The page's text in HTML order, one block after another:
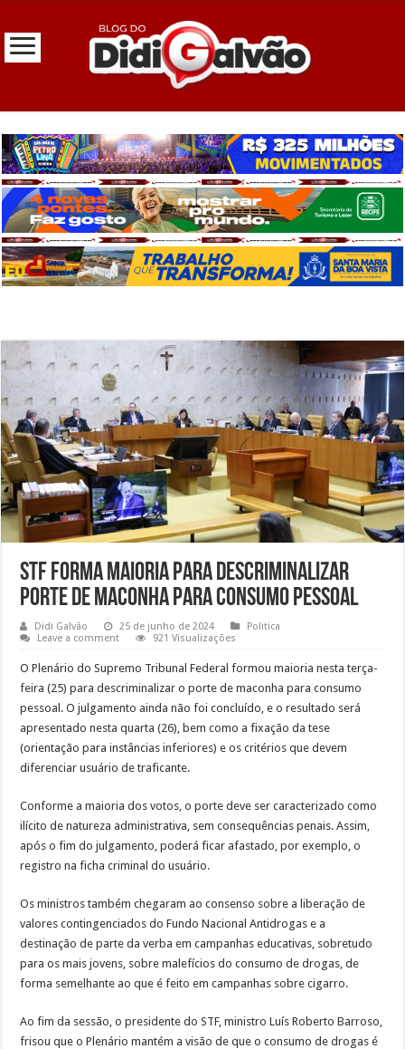
STF forma maioria para descriminalizar
porte de maconha para consumo pessoal
Didi Galvão 25 de junho de 2024
Politica
Leave a comment
921 Visualizações
O Plenário do Supremo Tribunal Federal formou maioria nesta terça-
feira (25) para descriminalizar o porte de maconha para consumo
pessoal. O julgamento ainda não foi concluído, e o resultado será
apresentado nesta quarta (26), bem como a fixação da tese
(orientação para instâncias inferiores) e os critérios que devem
diferenciar usuário de traficante.
Conforme a maioria dos votos, o porte deve ser caracterizado como
ilícito de natureza administrativa, sem consequências penais. Assim,
após o fim do julgamento, poderá ficar afastado, por exemplo, o
registro na ficha criminal do usuário.
Os ministros também chegaram ao consenso sobre a liberação de
valores contingenciados do Fundo Nacional Antidrogas e a
destinação de parte da verba em campanhas educativas, sobretudo
para os mais jovens, sobre malefícios do consumo de drogas, de
forma semelhante ao que é feito em campanhas sobre cigarro.
Ao fim da sessão, o presidente do STF, ministro Luís Roberto Barroso,
frisou que o Plenário mantém a visão de que o consumo de drogas é